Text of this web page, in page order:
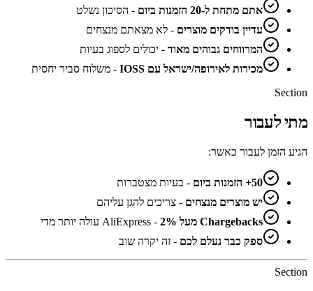
אתם מתחת ל-20 הזמנות ביום
- הסיכון נשלט
עדיין בודקים מוצרים - לא מצאתם מנצחים
המרווחים גבוהים מאוד - יכולים לספוג בעיות
מכירות לאירופה/ישראל עם IOSS
- משלוח סביר יחסית
Section
מתי לעבור
הגיע הזמן לעבור כאשר:
50+ הזמנות ביום
- בעיות מצטברות
יש מוצרים מנצחים - צריכים להגן עליהם
Chargebacks מעל 2%
- AliExpress עולה יותר מדי
ספק כבר נעלם לכם - זה יקרה שוב
Section